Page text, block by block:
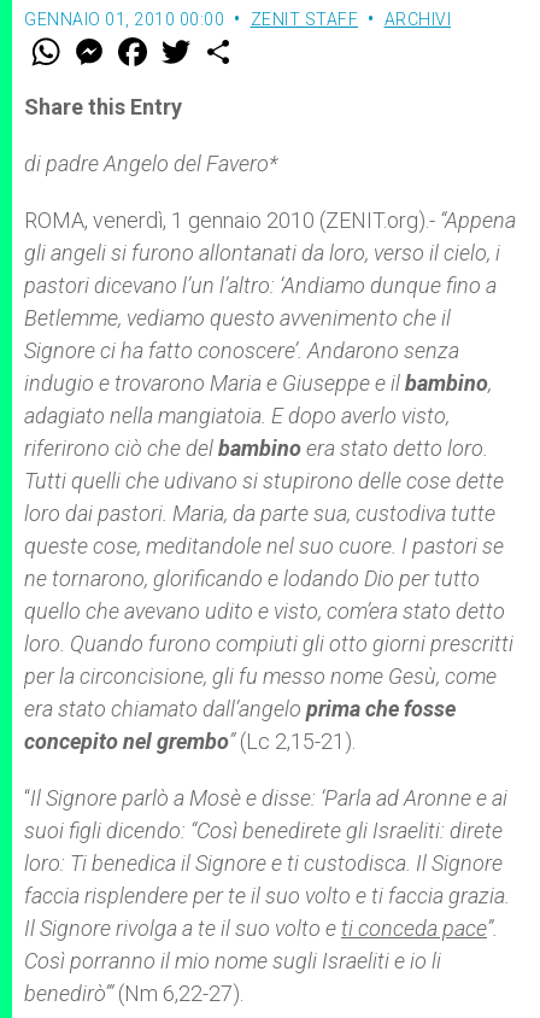
GENNAIO 01, 2010 00:00 ZENIT STAFF ARCHIVI
W
t
s
p
p
M
e
s
e
g
e
F
a
e
b
o
k
w
r
Share this Entry
di padre Angelo del Favero*
ROMA, venerdì, 1 gennaio 2010 (ZENIT.org).- “Appena
gli angeli si furono allontanati da loro, verso il cielo, i
pastori dicevano l’un l’altro: ‘Andiamo dunque fino a
Betlemme, vediamo questo avvenimento che il
Signore ci ha fatto conoscere’. Andarono senza
indugio e trovarono Maria e Giuseppe e ilbambino,
adagiato nella mangiatoia. E dopo averlo visto,
riferirono ciò che delbambinoera stato detto loro.
Tutti quelli che udivano si stupirono delle cose dette
loro dai pastori. Maria, da parte sua, custodiva tutte
queste cose, meditandole nel suo cuore. I pastori se
ne tornarono, glorificando e lodando Dio per tutto
quello che avevano udito e visto, com’era stato detto
loro. Quando furono compiuti gli otto giorni prescritti
per la circoncisione, gli fu messo nome Gesù, come
era stato chiamato dall’angelo prima che fosse
concepitonelgrembo”(Lc 2,15-21).
“Il Signore parlò a Mosè e disse: ‘Parla ad Aronne e ai
suoi figli dicendo: “Così benedirete gli Israeliti: direte
loro: Ti benedica il Signore e ti custodisca. Il Signore
faccia risplendere per te il suo volto e ti faccia grazia.
Il Signore rivolga a te il suo volto e ti conceda pace”.
Così porranno il mio nome sugli Israeliti e io li
benedirò’”(Nm 6,22-27).